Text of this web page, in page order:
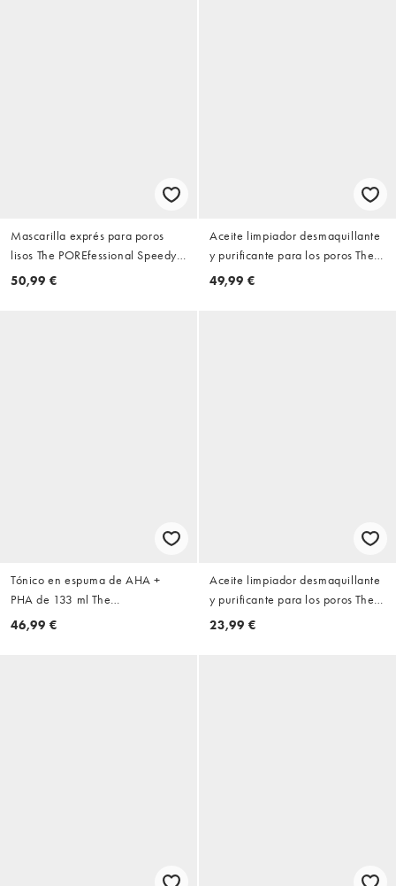
Mascarilla exprés para poros
lisos The POREfessional Speedy
Smooth de 75 g de Benefit
50,99 €
Aceite limpiador desmaquillante
y purificante para los poros The
POREfessional Get Unblocked de
49,99 €
Tónico en espuma de AHA +
PHA de 133 ml The
POREfessional Tight 'N Toned de
46,99 €
Aceite limpiador desmaquillante
y purificante para los poros The
POREfessional Get Unblocked de
23,99 €